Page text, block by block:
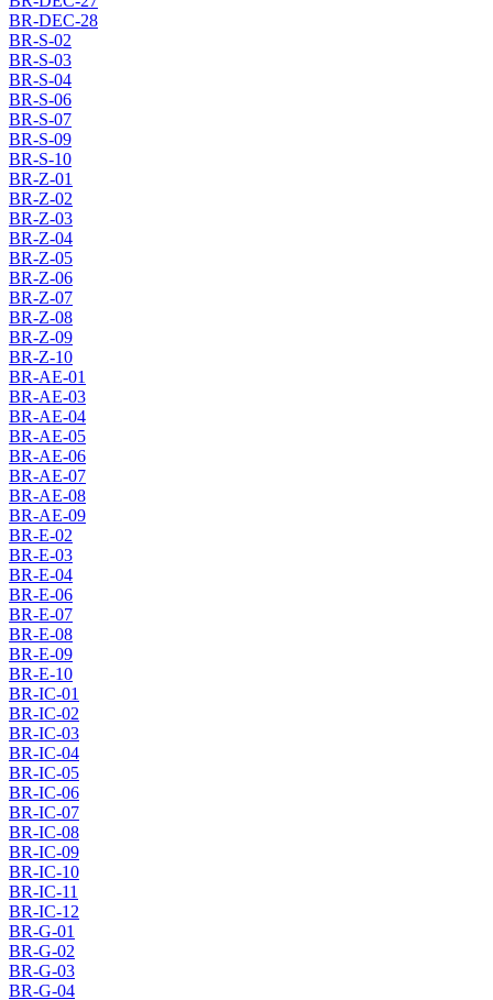
BR-DEC-28
BR-S-02
BR-S-03
BR-S-04
BR-S-06
BR-S-07
BR-S-09
BR-S-10
BR-Z-01
BR-Z-02
BR-Z-03
BR-Z-04
BR-Z-05
BR-Z-06
BR-Z-07
BR-Z-08
BR-Z-09
BR-Z-10
BR-AE-01
BR-AE-03
BR-AE-04
BR-AE-05
BR-AE-06
BR-AE-07
BR-AE-08
BR-AE-09
BR-E-02
BR-E-03
BR-E-04
BR-E-06
BR-E-07
BR-E-08
BR-E-09
BR-E-10
BR-IC-01
BR-IC-02
BR-IC-03
BR-IC-04
BR-IC-05
BR-IC-06
BR-IC-07
BR-IC-08
BR-IC-09
BR-IC-10
BR-IC-11
BR-IC-12
BR-G-01
BR-G-02
BR-G-03
BR-G-04